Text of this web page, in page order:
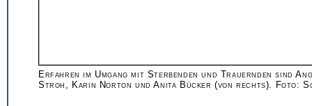
Erfahren im Umgang mit Sterbenden und Trauernden sind
Stroh, Karin Norton und Anita Bücker (von rechts). Foto: